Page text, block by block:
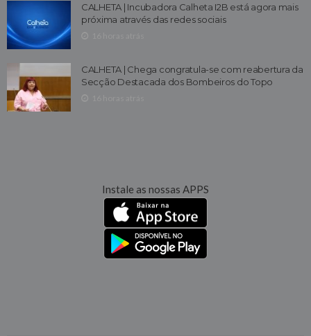
CALHETA | Incubadora Calheta I2B está agora mais
próxima através das redes sociais
CALHETA | Chega congratula-se com reabertura da
Secção Destacada dos Bombeiros do Topo
Instale as nossas APPS